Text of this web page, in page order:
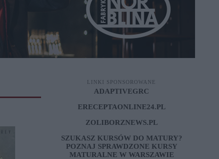
LINKI SPONSOROWANE
ADAPTIVEGRC
ERECEPTAONLINE24.PL
ZOLIBORZNEWS.PL
SZUKASZ KURSÓW DO MATURY?
POZNAJ SPRAWDZONE KURSY
MATURALNE W WARSZAWIE